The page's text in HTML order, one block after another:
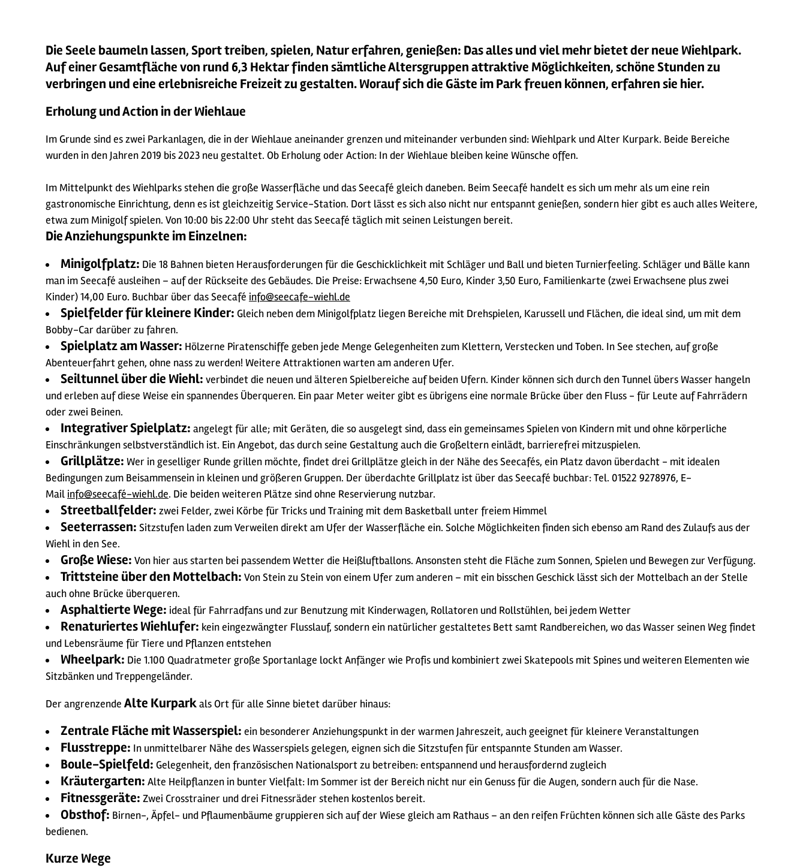
Die Seele baumeln lassen, Sport treiben, spielen, Natur erfahren, genießen: Das alles und viel mehr bietet der neue Wiehlpark.
Auf einer Gesamtfläche von rund 6,3 Hektar finden sämtliche Altersgruppen attraktive Möglichkeiten, schöne Stunden zu
verbringen und eine erlebnisreiche Freizeit zu gestalten. Worauf sich die Gäste im Park freuen können, erfahren sie hier.
Erholung und Action in der Wiehlaue
Im Grunde sind es zwei Parkanlagen, die in der Wiehlaue aneinander grenzen und miteinander verbunden sind: Wiehlpark und Alter Kurpark. Beide Bereiche
wurden in den Jahren 2019 bis 2023 neu gestaltet. Ob Erholung oder Action: In der Wiehlaue bleiben keine Wünsche offen.
Im Mittelpunkt des Wiehlparks stehen die große Wasserfläche und das Seecafé gleich daneben. Beim Seecafé handelt es sich um mehr als um eine rein
gastronomische Einrichtung, denn es ist gleichzeitig Service-Station. Dort lässt es sich also nicht nur entspannt genießen, sondern hier gibt es auch alles Weitere,
etwa zum Minigolf spielen. Von 10:00 bis 22:00 Uhr steht das Seecafé täglich mit seinen Leistungen bereit.
Die Anziehungspunkte im Einzelnen:
Minigolfplatz: Die 18 Bahnen bieten Herausforderungen für die Geschicklichkeit mit Schläger und Ball und bieten Turnierfeeling. Schläger und Bälle kann
man im Seecafé ausleihen – auf der Rückseite des Gebäudes. Die Preise: Erwachsene 4,50 Euro, Kinder 3,50 Euro, Familienkarte (zwei Erwachsene plus zwei
Kinder) 14,00 Euro. Buchbar über das Seecafé info@seecafe-wiehl.de
Spielfelder für kleinere Kinder: Gleich neben dem Minigolfplatz liegen Bereiche mit Drehspielen, Karussell und Flächen, die ideal sind, um mit dem
Bobby-Car darüber zu fahren.
Spielplatz am Wasser: Hölzerne Piratenschiffe geben jede Menge Gelegenheiten zum Klettern, Verstecken und Toben. In See stechen, auf große
Abenteuerfahrt gehen, ohne nass zu werden! Weitere Attraktionen warten am anderen Ufer.
Seiltunnel über die Wiehl: verbindet die neuen und älteren Spielbereiche auf beiden Ufern. Kinder können sich durch den Tunnel übers Wasser hangeln
und erleben auf diese Weise ein spannendes Überqueren. Ein paar Meter weiter gibt es übrigens eine normale Brücke über den Fluss - für Leute auf Fahrrädern
oder zwei Beinen.
Integrativer Spielplatz: angelegt für alle; mit Geräten, die so ausgelegt sind, dass ein gemeinsames Spielen von Kindern mit und ohne körperliche
Einschränkungen selbstverständlich ist. Ein Angebot, das durch seine Gestaltung auch die Großeltern einlädt, barrierefrei mitzuspielen.
Grillplätze: Wer in geselliger Runde grillen möchte, findet drei Grillplätze gleich in der Nähe des Seecafés, ein Platz davon überdacht - mit idealen
Bedingungen zum Beisammensein in kleinen und größeren Gruppen. Der überdachte Grillplatz ist über das Seecafé buchbar: Tel. 01522 9278976, E-
Mail info@seecafé-wiehl.de. Die beiden weiteren Plätze sind ohne Reservierung nutzbar.
Streetballfelder: zwei Felder, zwei Körbe für Tricks und Training mit dem Basketball unter freiem Himmel
Seeterrassen: Sitzstufen laden zum Verweilen direkt am Ufer der Wasserfläche ein. Solche Möglichkeiten finden sich ebenso am Rand des Zulaufs aus der
Wiehl in den See.
Große Wiese: Von hier aus starten bei passendem Wetter die Heißluftballons. Ansonsten steht die Fläche zum Sonnen, Spielen und Bewegen zur Verfügung.
Trittsteine über den Mottelbach: Von Stein zu Stein von einem Ufer zum anderen – mit ein bisschen Geschick lässt sich der Mottelbach an der Stelle
auch ohne Brücke überqueren.
Asphaltierte Wege: ideal für Fahrradfans und zur Benutzung mit Kinderwagen, Rollatoren und Rollstühlen, bei jedem Wetter
Renaturiertes Wiehlufer: kein eingezwängter Flusslauf, sondern ein natürlicher gestaltetes Bett samt Randbereichen, wo das Wasser seinen Weg findet
und Lebensräume für Tiere und Pflanzen entstehen
Wheelpark: Die 1.100 Quadratmeter große Sportanlage lockt Anfänger wie Profis und kombiniert zwei Skatepools mit Spines und weiteren Elementen wie
Sitzbänken und Treppengeländer.
Der angrenzende Alte Kurparkals Ort für alle Sinne bietet darüber hinaus:
Zentrale Fläche mit Wasserspiel: ein besonderer Anziehungspunkt in der warmen Jahreszeit, auch geeignet für kleinere Veranstaltungen
Flusstreppe: In unmittelbarer Nähe des Wasserspiels gelegen, eignen sich die Sitzstufen für entspannte Stunden am Wasser.
Boule-Spielfeld: Gelegenheit, den französischen Nationalsport zu betreiben: entspannend und herausfordernd zugleich
Kräutergarten: Alte Heilpflanzen in bunter Vielfalt: Im Sommer ist der Bereich nicht nur ein Genuss für die Augen, sondern auch für die Nase.
Fitnessgeräte: Zwei Crosstrainer und drei Fitnessräder stehen kostenlos bereit.
Obsthof: Birnen-, Äpfel- und Pflaumenbäume gruppieren sich auf der Wiese gleich am Rathaus – an den reifen Früchten können sich alle Gäste des Parks
bedienen.
Kurze Wege